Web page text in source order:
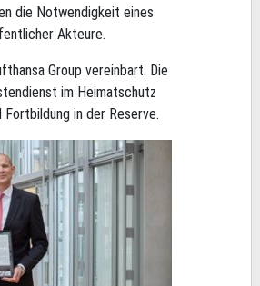
die Notwendigkeit eines
Akteure.
Group vereinbart. Die
im Heimatschutz
in der Reserve.